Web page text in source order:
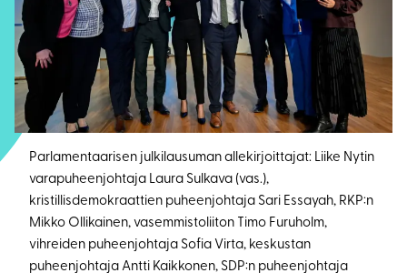
Parlamentaarisen julkilausuman allekirjoittajat: Liike Nytin
varapuheenjohtaja Laura Sulkava (vas.),
kristillisdemokraattien puheenjohtaja Sari Essayah, RKP:n
Mikko Ollikainen, vasemmistoliiton Timo Furuholm,
vihreiden puheenjohtaja Sofia Virta, keskustan
puheenjohtaja Antti Kaikkonen, SDP:n puheenjohtaja